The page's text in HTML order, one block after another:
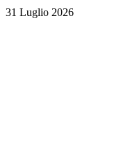
31 Luglio 2026